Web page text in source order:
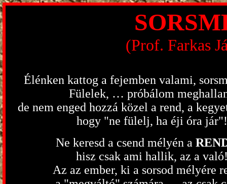
(Prof. Farkas
Élénken kattog a fejemben valami,
Fülelek, … próbálom
de nem enged hozzá közel a rend, a
hogy "ne fülelj, ha éji óra jár"!
Ne keresd a csend mélyén a
hisz csak ami hallik, az a
Az az ember, ki a sorsod mélyére